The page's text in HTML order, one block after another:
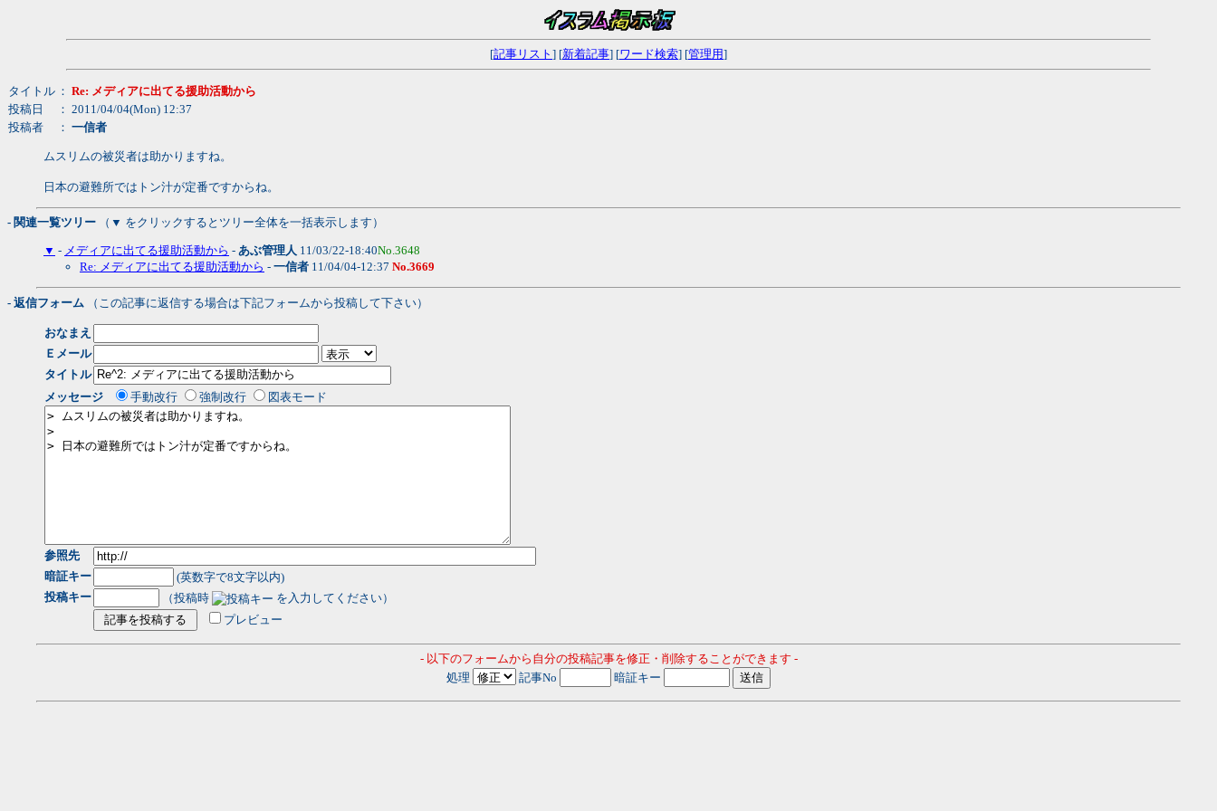
[記事リスト ] [新着記事] [ワード検索] [管理用]
タイトル ： Re: メディアに出てる援助活動から
投稿日
： 2011/04/04(Mon) 12:37
投稿者
： 一信者
ムスリムの被災者は助かりますね。
日本の避難所ではトン汁が定番ですからね。
- 関連一覧ツリー （▼ をクリックするとツリー全体を一括表示します）
▼ - メディアに出てる援助活動から - あぶ管理人 11/03/22-18:40No.3648
Re: メディアに出てる援助活動から - 一信者 11/04/04-12:37 No.3669
- 返信フォーム （この記事に返信する場合は下記フォームから投稿して下さい）
おなまえ
Ｅメール
タイトル
メッセージ
手動改行 強制改行 図表モード
参照先
暗証キー
(英数字で8文字以内)
投稿キー
（投稿時
を入力してください）
プレビュー
- 以下のフォームから自分の投稿記事を修正・削除することができます -
処理
記事No 暗証キー